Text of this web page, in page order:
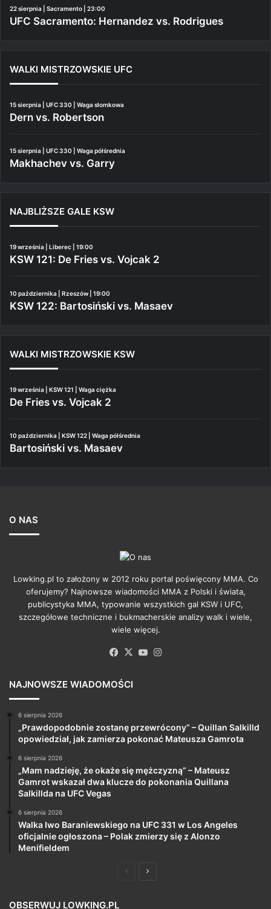
22 sierpnia | Sacramento | 23:00
UFC Sacramento: Hernandez vs. Rodrigues
WALKI MISTRZOWSKIE UFC
15 sierpnia | UFC 330 | Waga słomkowa
Dern vs. Robertson
15 sierpnia | UFC 330 | Waga półśrednia
Makhachev vs. Garry
NAJBLIŻSZE GALE KSW
19 września | Liberec | 19:00
KSW 121: De Fries vs. Vojcak 2
10 października | Rzeszów | 19:00
KSW 122: Bartosiński vs. Masaev
WALKI MISTRZOWSKIE KSW
19 września | KSW 121 | Waga ciężka
De Fries vs. Vojcak 2
10 października | KSW 122 | Waga półśrednia
Bartosiński vs. Masaev
O NAS
Lowking.pl to założony w 2012 roku portal poświęcony MMA. Co
oferujemy? Najnowsze wiadomości MMA z Polski i świata,
publicystyka MMA, typowanie wszystkich gal KSW i UFC,
szczegółowe techniczne i bukmacherskie analizy walk i wiele,
wiele więcej.
Facebook
X YouTube
NAJNOWSZE WIADOMOŚCI
6 sierpnia 2026
„Prawdopodobnie zostanę przewrócony” – Quillan Salkilld
opowiedział, jak zamierza pokonać Mateusza Gamrota
6 sierpnia 2026
„Mam nadzieję, że okaże się mężczyzną” – Mateusz
Gamrot wskazał dwa klucze do pokonania Quillana
Salkillda na UFC Vegas
6 sierpnia 2026
Walka Iwo Baraniewskiego na UFC 331 w Los Angeles
oficjalnie ogłoszona – Polak zmierzy się z Alonzo
Menifieldem
PoprzedniaNastępna
OBSERWUJ LOWKING.PL